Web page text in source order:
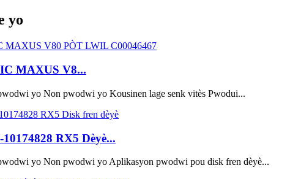
yo
MAXUS V8...
yo Non pwodwi yo Kousinen lage senk vitès Pwodui...
RX5 Dèyè...
yo Non pwodwi yo Aplikasyon pwodwi pou disk fren dèyè...